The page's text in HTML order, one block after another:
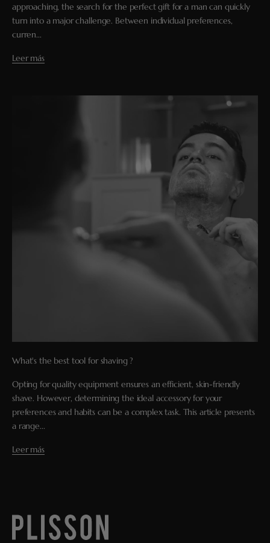
approaching, the search for the perfect gift for a man can quickly
turn into a major challenge. Between individual preferences,
curren...
Leer más
What's the best tool for shaving ?
Opting for quality equipment ensures an efficient, skin-friendly
shave. However, determining the ideal accessory for your
preferences and habits can be a complex task. This article presents
a range...
Leer más